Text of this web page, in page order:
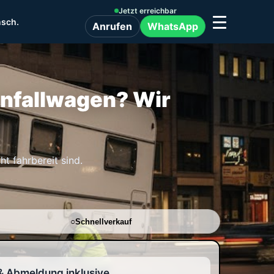
Jetzt erreichbar
Anrufen WhatsApp
Wir
fahrbereit sind.
Schnellverkauf